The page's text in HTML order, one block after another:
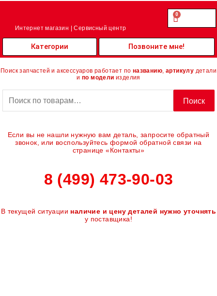
Перейти
Интернет магазин | Сервисный центр
0.00
0
Cart
Категории Позвоните мне!
Поиск запчастей и аксессуаров работает по названию артикулу детали
и по модели изделия
Поиск
Если вы не нашли нужную вам деталь, запросите обратный
звонок, или воспользуйтесь формой обратной связи на
странице «Контакты»
8 (499) 473-90-03
В текущей ситуации наличие и цену деталей нужно уточнять
у поставщика!